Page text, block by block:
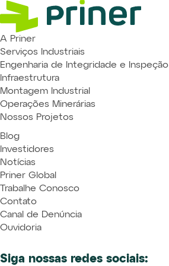
A Priner
Serviços Industriais
Engenharia de Integridade e Inspeção
Infraestrutura
Montagem Industrial
Operações Minerárias
Nossos Projetos
Blog
Investidores
Notícias
Priner Global
Trabalhe Conosco
Contato
Canal de Denúncia
Ouvidoria
Siga nossas redes sociais: